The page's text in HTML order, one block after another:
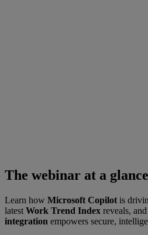
The webinar at a glance
Learn how Microsoft Copilot is
latest Work Trend Index reveals,
integration empowers secure,